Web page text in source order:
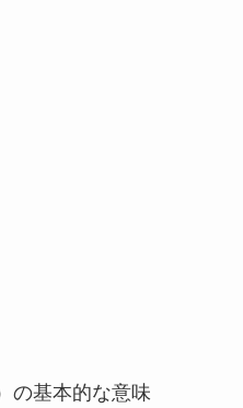
の基本的な意味